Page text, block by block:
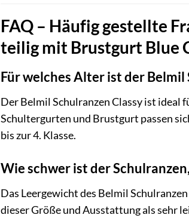
FAQ – Häufig gestellte
teilig mit Brustgurt Blue
Für welches Alter ist der Belmil
Der Belmil Schulranzen Classy ist ideal
Schultergurten und Brustgurt passen
bis zur 4. Klasse.
Wie schwer ist der
Das Leergewicht des Belmil
dieser Größe und Ausstattung als sehr